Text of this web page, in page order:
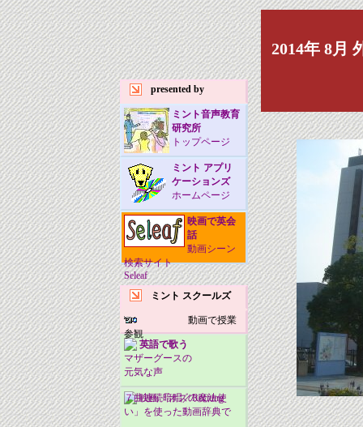
presented by
ミント音声教育
研究所
トップページ
ミント アプリ
ケーションズ
ホームページ
映画で英会
話
動画シーン
検索サイト
Seleaf
ミント スクールズ
動画で授業
参観
英語で歌う
マザーグースの
元気な声
７曲連続暗唱／Reciting
映画「オズの魔法使
い」を使った動画辞典で
2014年 8月